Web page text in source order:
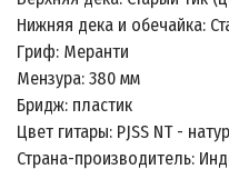
Нижняя дека и обечайка:
Гриф: Меранти
Мензура: 380 мм
Бридж: пластик
Цвет гитары: PJSS NT -
Страна-производитель: